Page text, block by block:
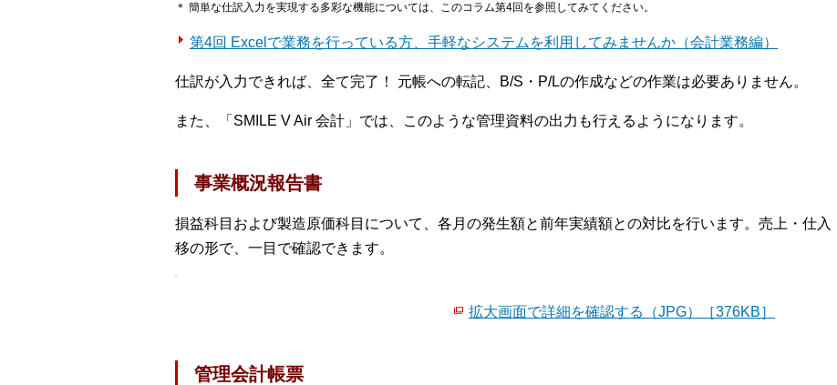
＊ 簡単な仕訳入力を実現する多彩な機能については、このコラム第4回を参照してみてください。
第4回 Excelで業務を行っている方、手軽なシステムを利用してみませんか（会計業務編）
仕訳が入力できれば、全て完了！ 元帳への転記、B/S・P/Lの作成などの作業は必要ありません。
また、「SMILE V Air 会計」では、このような管理資料の出力も行えるようになります。
事業概況報告書
損益科目および製造原価科目について、各月の発生額と前年実績額との対比を行います。売上・仕
移の形で、一目で確認できます。
拡大画面で詳細を確認する（JPG）［376KB］
管理会計帳票